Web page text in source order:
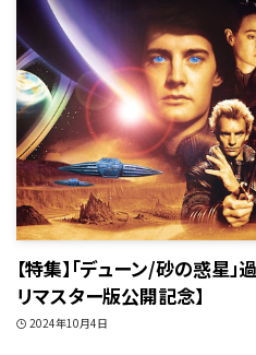
【特集】「デューン/砂の惑星
リマスター版公開記念】
2024年10月4日